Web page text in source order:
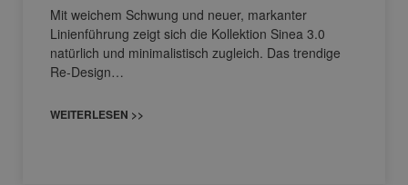
Mit weichem Schwung und neuer, markanter
Linienführung zeigt sich die Kollektion Sinea 3.0
natürlich und minimalistisch zugleich. Das trendige
Re-Design…
WEITERLESEN >>